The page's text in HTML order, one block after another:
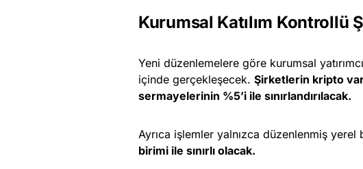
Kurumsal Katılım Kontrollü
Yeni düzenlemelere göre kurumsal
içinde gerçekleşecek. Şirketlerin kripto
sermayelerinin %5’i ile sınırlandırılacak.
Ayrıca işlemler yalnızca düzenlenmiş
birimi ile sınırlı olacak.